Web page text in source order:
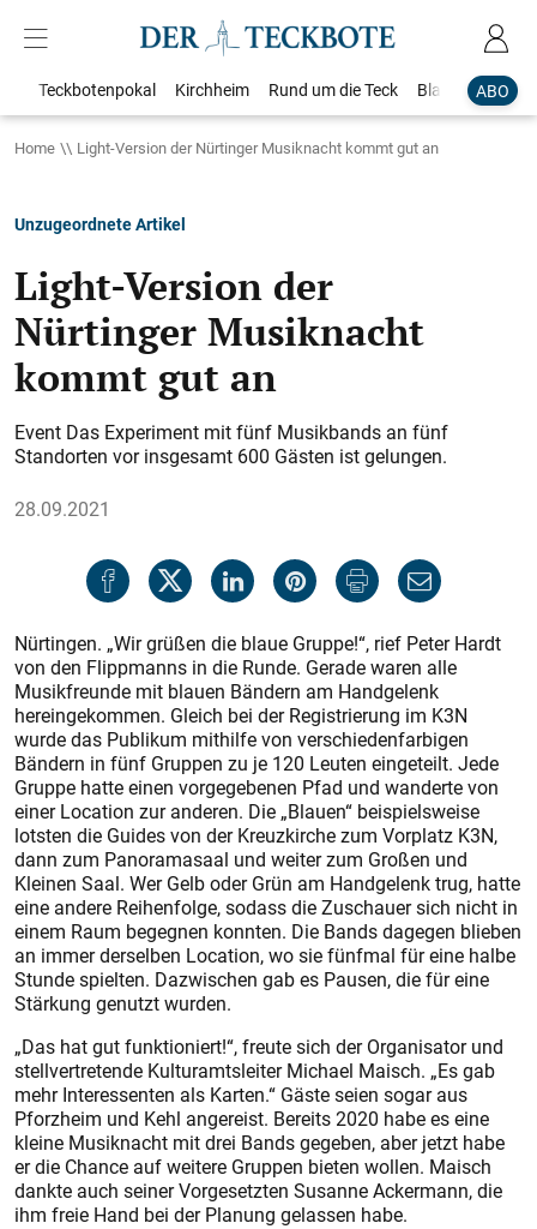
ABO
Teckbotenpokal Kirchheim Rund um die Teck Blaulicht
Home Light-Version der Nürtinger Musiknacht kommt gut an
Unzugeordnete Artikel
Light-Version der
Nürtinger Musiknacht
kommt gut an
Event Das Experiment mit fünf Musikbands an fünf
Standorten vor insgesamt 600 Gästen ist gelungen.
28.09.2021
Nürtingen. „Wir grüßen die blaue Gruppe!“, rief Peter Hardt
von den Flippmanns in die Runde. Gerade waren alle
Musikfreunde mit blauen Bändern am Handgelenk
hereingekommen. Gleich bei der Registrierung im K3N
wurde das Publikum mithilfe von verschiedenfarbigen
Bändern in fünf Gruppen zu je 120 Leuten eingeteilt. Jede
Gruppe hatte einen vorgegebenen Pfad und wanderte von
einer Location zur anderen. Die „Blauen“ beispielsweise
lotsten die Guides von der Kreuzkirche zum Vorplatz K3N,
dann zum Panoramasaal und weiter zum Großen und
Kleinen Saal. Wer Gelb oder Grün am Handgelenk trug, hatte
eine andere Reihenfolge, sodass die Zuschauer sich nicht in
einem Raum begegnen konnten. Die Bands dagegen blieben
an immer derselben Location, wo sie fünfmal für eine halbe
Stunde spielten. Dazwischen gab es Pausen, die für eine
Stärkung genutzt wurden.
„Das hat gut funktioniert!“, freute sich der Organisator und
stellvertretende Kulturamtsleiter Michael Maisch. „Es gab
mehr Interessenten als Karten.“ Gäste seien sogar aus
Pforzheim und Kehl angereist. Bereits 2020 habe es eine
kleine Musiknacht mit drei Bands gegeben, aber jetzt habe
er die Chance auf weitere Gruppen bieten wollen. Maisch
dankte auch seiner Vorgesetzten Susanne Ackermann, die
ihm freie Hand bei der Planung gelassen habe.